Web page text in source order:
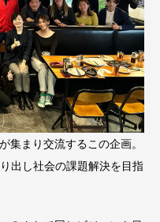
集まり交流するこの企画。
出し社会の課題解決を目指